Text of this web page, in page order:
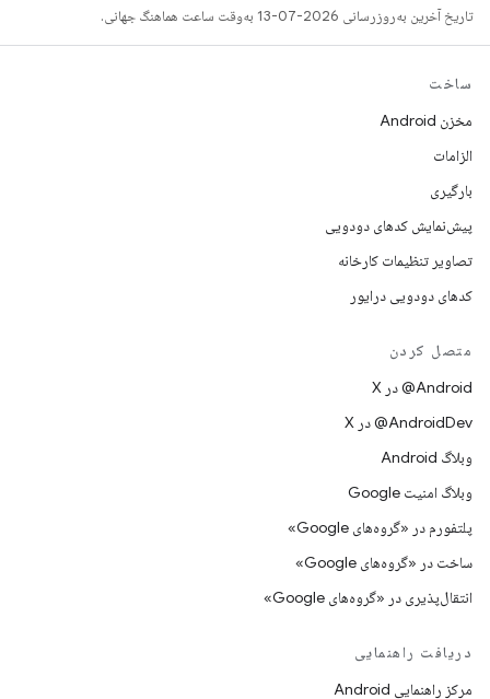
تاریخ آخرین به‌روزرسانی 2026-07-13 به‌وقت ساعت هماهنگ جهانی.
ساخت
مخزن Android
الزامات
بارگیری
پیش‌نمایش کدهای دودویی
تصاویر تنظیمات کارخانه
کدهای دودویی درایور
متصل کردن
‫‎@Android در X
‫‎@AndroidDev در X
وبلاگ Android
وبلاگ امنیت Google
پلتفورم در «گروه‌های Google»
ساخت در «گروه‌های Google»
انتقال‌پذیری در «گروه‌های Google»
دریافت راهنمایی
مرکز راهنمایی Android